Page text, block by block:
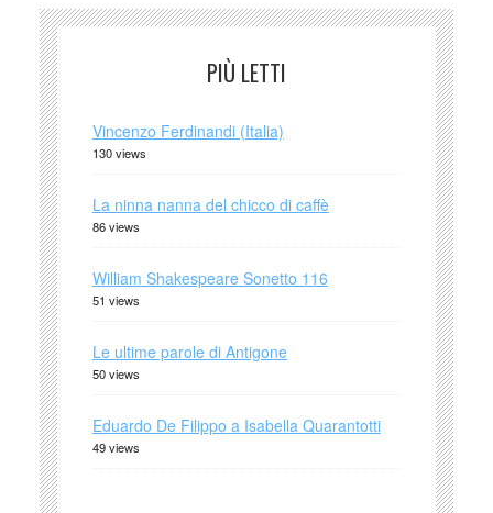
PIÙ LETTI
Vincenzo Ferdinandi (Italia)
130 views
La ninna nanna del chicco di caffè
86 views
William Shakespeare Sonetto 116
51 views
Le ultime parole di Antigone
50 views
Eduardo De Filippo a Isabella Quarantotti
49 views